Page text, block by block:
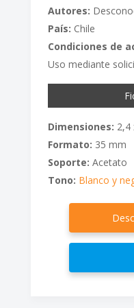
Autores:
País: Chile
Condiciones de
Uso mediante
Dimensiones: 2,4
Formato: 35 mm
Soporte: Acetato
Tono: Blanco y